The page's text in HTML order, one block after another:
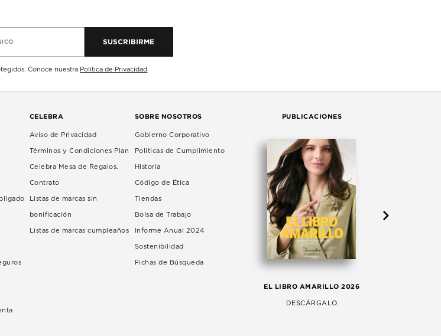
SUSCRIBIRME
Conoce nuestra Política de Privacidad
CELEBRA
Aviso de Privacidad
Términos y Condiciones Plan
Celebra Mesa de Regalos.
Contrato
Listas de marcas sin
bonificación
Listas de marcas cumpleaños
SOBRE NOSOTROS
Gobierno Corporativo
Políticas de Cumplimiento
Historia
Código de Ética
Tiendas
Bolsa de Trabajo
Informe Anual 2024
Sostenibilidad
Fichas de Búsqueda
PUBLICACIONES
EL LIBRO AMARILLO 2026
DESCÁRGALO